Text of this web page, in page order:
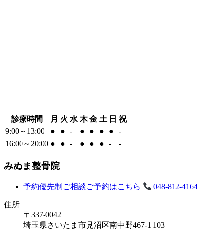
診療時間 月 火 水 木 金 土 日 祝
9:00～13:00
● ● - ● ● ● ●
-
16:00～20:00 ● ● - ● ● ● - -
みぬま整骨院
予約優先制 ご相談ご予約はこちら 048-812-4164
住所
〒337-0042
埼玉県さいたま市見沼区南中野467-1 103